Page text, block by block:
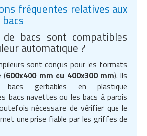
fréquentes relatives aux
bacs sont compatibles
automatique ?
sont conçus pour les formats
(600x400 mm ou 400x300 mm). Ils
bacs gerbables en plastique
bacs navettes ou les bacs à parois
nécessaire de vérifier que le
une prise fiable par les griffes de